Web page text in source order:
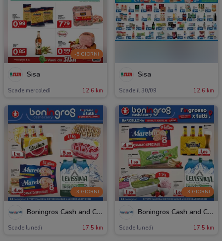
-5 GIORNI
Sisa
Scade mercoledì 12.6 km
Sisa
Scade il 30/09 12.6 km
-3 GIORNI
Boningros Cash and Carry
Scade lunedì 17.5 km
-3 GIORNI
Boningros Cash and Carry
Scade lunedì 17.5 km